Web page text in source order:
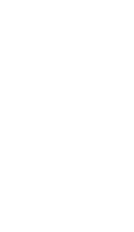
מאמץ לאתר את
לידינו. אם זיהיתים
בו, אתם רשאים
באמצעות